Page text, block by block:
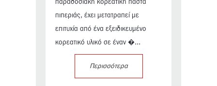
παραδοσιακή κορεάτικη πάστα
πιπεριάς, έχει μετατραπεί με
επιτυχία από ένα εξειδικευμένο
κορεατικό υλικό σε έναν �...
Περισσότερα